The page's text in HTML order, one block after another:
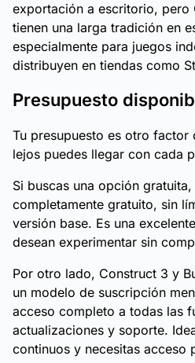
exportación a escritorio, pero
tienen una larga tradición en
especialmente para juegos
distribuyen en tiendas como
Presupuesto
Tu presupuesto es otro factor
lejos puedes llegar con cada
Si buscas una opción
completamente gratuito, sin
versión base. Es una
desean experimentar sin
Por otro lado, Construct 3 y
un modelo de suscripción
acceso completo a todas las
actualizaciones y soporte.
continuos y necesitas acceso